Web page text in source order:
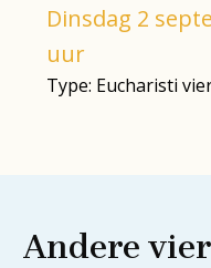
Dinsdag 2
uur
Type: Eucharisti
Andere